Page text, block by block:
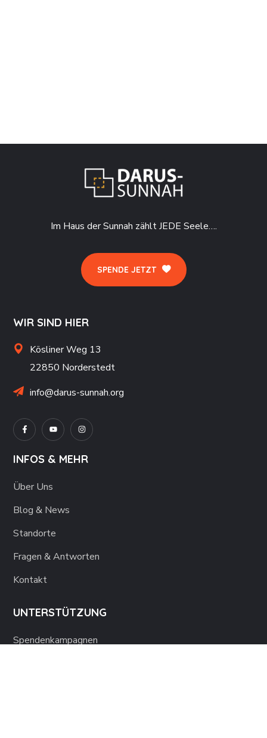
Im Haus der Sunnah zählt JEDE Seele….
SPENDE JETZT
WIR SIND HIER
Kösliner Weg 13
22850 Norderstedt
info@darus-sunnah.org
INFOS & MEHR
Über Uns
Blog & News
Standorte
Fragen & Antworten
Kontakt
UNTERSTÜTZUNG
Spendenkampagnen